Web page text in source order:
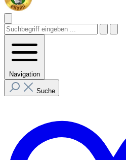
Navigation
Suche